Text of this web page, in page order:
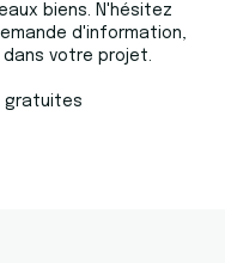
biens. N'hésitez
d'information,
votre projet.
gratuites